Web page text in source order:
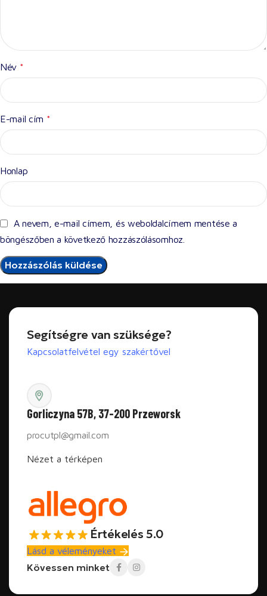
Név *
E-mail cím *
Honlap
A nevem, e-mail címem, és weboldalcímem mentése a
böngészőben a következő hozzászólásomhoz.
Segítségre van szüksége?
Kapcsolatfelvétel egy szakértővel
Gorliczyna 57B, 37-200 Przeworsk
procutpl@gmail.com
Nézet a térképen
Értékelés 5.0
Lásd a véleményeket
Kövessen minket